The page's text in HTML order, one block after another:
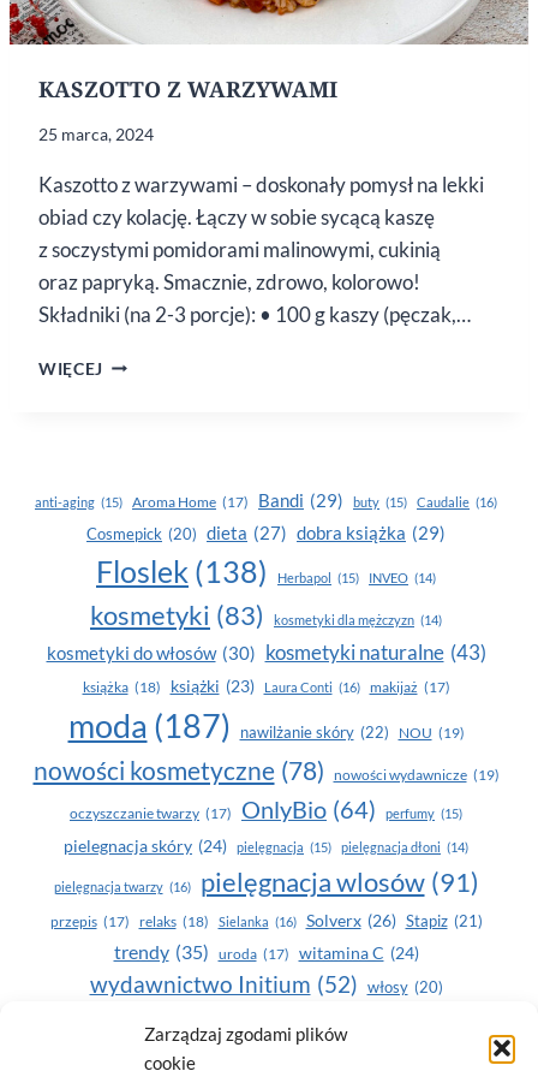
Zarządzaj zgodami plików
cookie
KASZOTTO Z WARZYWAMI
25 marca, 2024
Kaszotto z warzywami – doskonały pomysł na lekki
obiad czy kolację. Łączy w sobie sycącą kaszę
z soczystymi pomidorami malinowymi, cukinią
oraz papryką. Smacznie, zdrowo, kolorowo!
Składniki (na 2-3 porcje): • 100 g kaszy (pęczak,…
WIĘCEJ KASZOTTO
anti-aging (15) Aroma Home (17) Bandi (29) buty (15) Caudalie (16)
Cosmepick (20) dieta (27) dobra książka (29)
Floslek (138) Herbapol (15) INVEO (14)
kosmetyki (83) kosmetyki dla mężczyzn (14)
kosmetyki do włosów (30) kosmetyki naturalne (43)
książka (18) książki (23) Laura Conti (16) makijaż (17)
moda (187) nawilżanie skóry (22) NOU (19)
nowości kosmetyczne (78) nowości wydawnicze (19)
oczyszczanie twarzy (17) OnlyBio (64) perfumy (15)
pielegnacja skóry (24) pielęgnacja (15) pielęgnacja dłoni (14)
pielęgnacja twarzy (16) pielęgnacja wlosów (91)
przepis (17) relaks (18) Sielanka (16) Solverx (26) Stapiz (21)
trendy (35) uroda (17) witamina C (24)
wydawnictwo Initium (52) włosy (20)
Yasumi(164) zdrowe zęby